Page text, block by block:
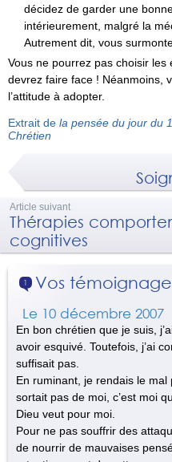
décidez de garder une
intérieurement, malgré la
Autrement dit, vous
Vous ne pourrez pas choisir
devrez faire face ! Néanmoins,
l’attitude à adopter.
Extrait de la pensée du jour du
Chrétien
Article suivant
Thérapies
cognitives
1 Vos
Le 10 décembre 2007
En bon chrétien que je suis,
avoir esquivé. Toutefois, j’ai
suffisait pas.
En ruminant, je rendais le
sortait pas de moi, c’est moi
Dieu veut pour moi.
Pour ne pas souffrir des
de nourrir de mauvaises